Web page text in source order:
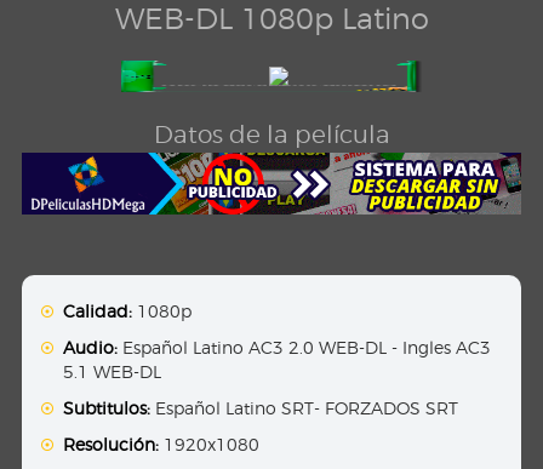
WEB-DL 1080p Latino
Datos de la película
Calidad: 1080p
Audio: Español Latino AC3 2.0 WEB-DL - Ingles AC3
5.1 WEB-DL
Subtitulos: Español Latino SRT- FORZADOS SRT
Resolución: 1920x1080